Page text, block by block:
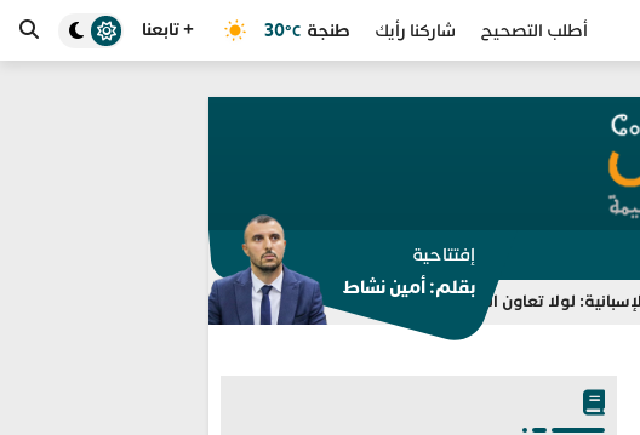
أطلب التصحيح شاركنا رأيك طنجة 30 °C + تابعنا
التحريض على اقتحام سبتة تعاون المغرب لتعذّر احتواء أزمة الهجرة في سبتة
إفتتاحية
بقلم: أمين نشاط